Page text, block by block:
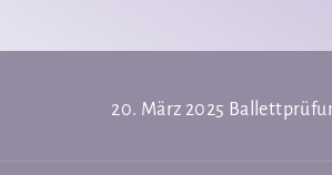
20. März 2025